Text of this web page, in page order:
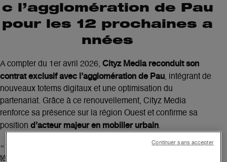
c l’agglomération de Pau
pour les 12 prochaines a
nnées
A compter du 1er avril 2026, Cityz Media reconduit son
contrat exclusif avec l’agglomération de Pau, intégrant de
nouveaux totems digitaux et une optimisation du
partenariat. Grâce à ce renouvellement, Cityz Media
renforce sa présence sur la région Ouest et confirme sa
position d’acteur majeur en mobilier urbain.
«
Le renouvellement et l’élargissement de ce contrat
témoignent de la
Continuer sans accepter